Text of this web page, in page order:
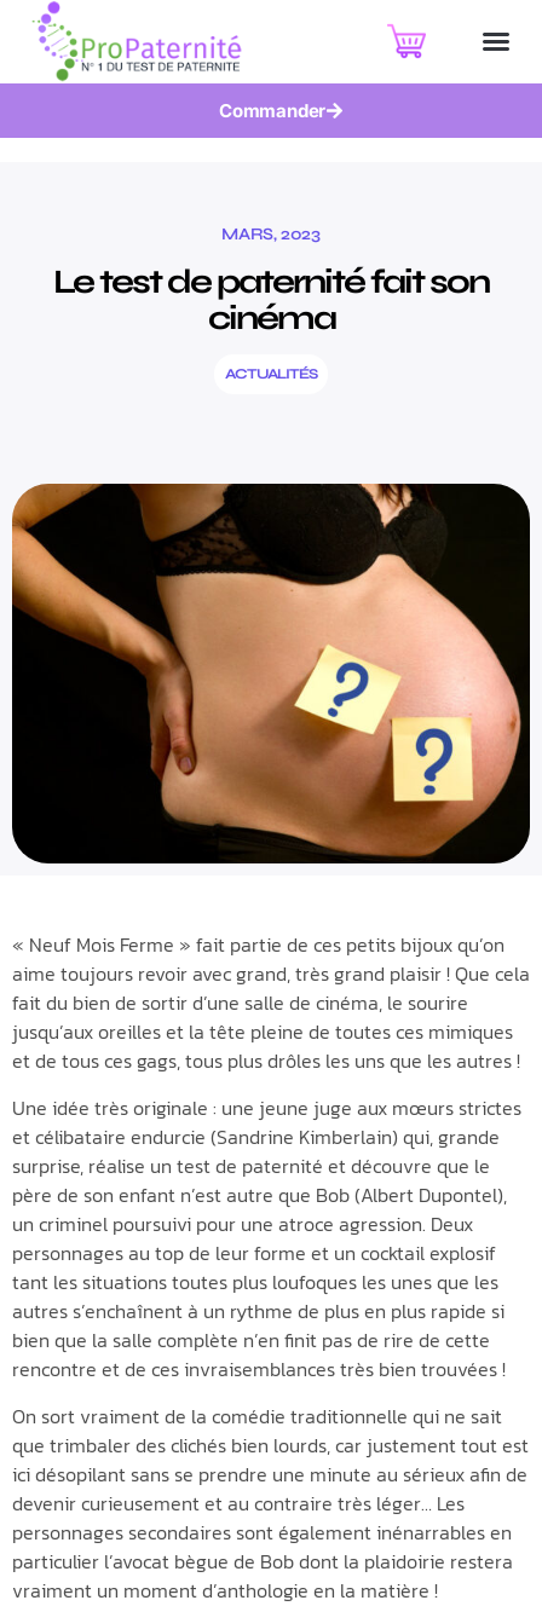
Commander
MARS, 2023
Le test de paternité fait son
cinéma
ACTUALITÉS
« Neuf Mois Ferme » fait partie de ces petits bijoux qu’on
aime toujours revoir avec grand, très grand plaisir ! Que cela
fait du bien de sortir d’une salle de cinéma, le sourire
jusqu’aux oreilles et la tête pleine de toutes ces mimiques
et de tous ces gags, tous plus drôles les uns que les autres !
Une idée très originale : une jeune juge aux mœurs strictes
et célibataire endurcie (Sandrine Kimberlain) qui, grande
surprise, réalise un test de paternité et découvre que le
père de son enfant n’est autre que Bob (Albert Dupontel),
un criminel poursuivi pour une atroce agression. Deux
personnages au top de leur forme et un cocktail explosif
tant les situations toutes plus loufoques les unes que les
autres s’enchaînent à un rythme de plus en plus rapide si
bien que la salle complète n’en finit pas de rire de cette
rencontre et de ces invraisemblances très bien trouvées !
On sort vraiment de la comédie traditionnelle qui ne sait
que trimbaler des clichés bien lourds, car justement tout est
ici désopilant sans se prendre une minute au sérieux afin de
devenir curieusement et au contraire très léger… Les
personnages secondaires sont également inénarrables en
particulier l’avocat bègue de Bob dont la plaidoirie restera
vraiment un moment d’anthologie en la matière !